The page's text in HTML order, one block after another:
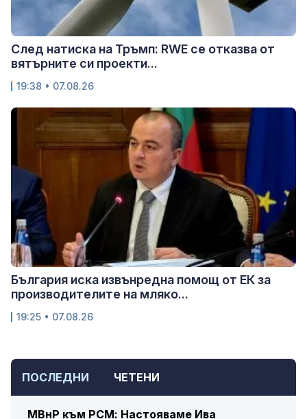
ПОСЛЕДНИ ЧЕТЕНИ
МВнР към РСМ: Настояваме Ива
След натиска на Тръмп: RWE се отказва от
вятърните си проекти...
19:38 • 07.08.26
България иска извънредна помощ от ЕК за
производителите на мляко...
19:25 • 07.08.26